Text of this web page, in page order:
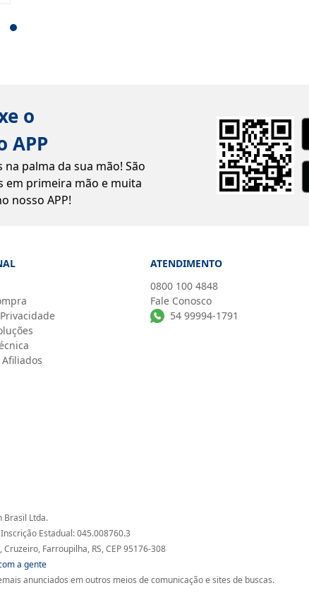
o
APP
palma da sua mão! São
em primeira mão e muita
nosso APP!
ATENDIMENTO
0800 100 4848
Fale Conosco
54 99994-1791
Brasil Ltda.
Estadual: 045.008760.3
Cruzeiro, Farroupilha, RS, CEP 95176-308
a gente
anunciados em outros meios de comunicação e sites de buscas.